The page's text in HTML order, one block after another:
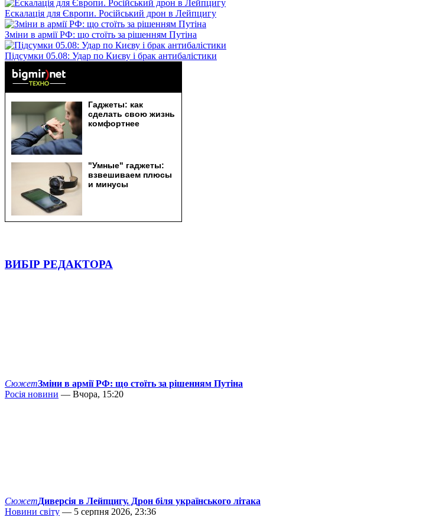
Ескалація для Європи. Російський дрон в Лейпцигу
Зміни в армії РФ: що стоїть за рішенням Путіна
Підсумки 05.08: Удар по Києву і брак антибалістики
ВИБІР РЕДАКТОРА
СюжетЗміни в армії РФ: що стоїть за рішенням Путіна
Росія новини — Вчора, 15:20
СюжетДиверсія в Лейпцигу. Дрон біля українського літака
Новини світу — 5 серпня 2026, 23:36